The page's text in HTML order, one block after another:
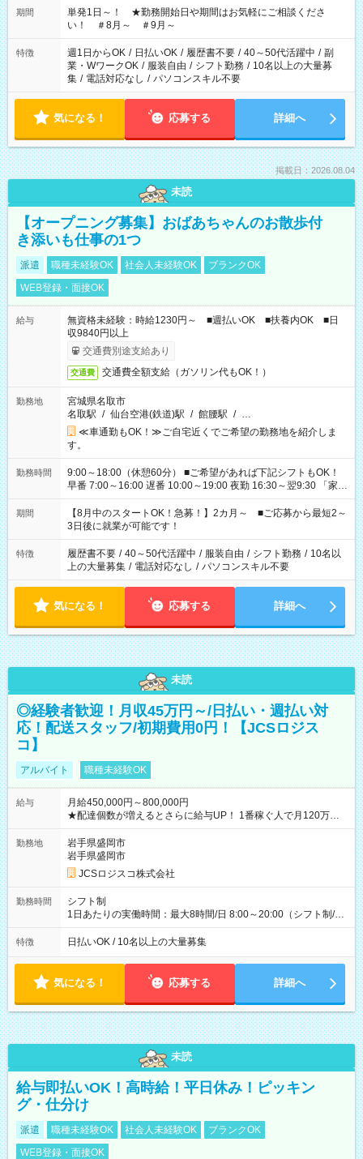
期間
単発1日～！ ★勤務開始日や期間はお気軽にご相談くださ
い！ ＃8月～ ＃9月～
特徴 週1日からOK / 日払いOK / 履歴書不要 / 40～50代活躍中 / 副
業・WワークOK / 服装自由 / シフト勤務 / 10名以上の大量募
集 / 電話対応なし / パソコンスキル不要
気になる！ 応募する 詳細へ
掲載日：2026.08.04
未読
【オープニング募集】おばあちゃんのお散歩付
き添いも仕事の1つ
派遣 職種未経験OK 社会人未経験OK
ブランクOK
WEB登録・面接OK
給与
無資格未経験：時給1230円～ ■週払いOK ■扶養内OK ■日
収9840円以上
交通費別途支給あり
交通費 交通費全額支給（ガソリン代もOK！）
勤務地
宮城県名取市
名取駅 / 仙台空港(鉄道)駅 / 館腰駅 / …
≪車通勤もOK！≫ご自宅近くでご希望の勤務地を紹介しま
す。
勤務時間
9:00～18:00（休憩60分） ■ご希望があれば下記シフトもOK！
早番 7:00～16:00 遅番 10:00～19:00 夜勤 16:30～翌9:30 「家族
と休みを合わせたい」 「余裕を持って夕飯の準備がしたい」
「できれば残業はしたくない」 など、ご希望を教えてください
ね。 ※Wワーク希望の方へ 今ご覧のお仕事で希望する勤務時間
と、もう1つのお仕事の勤務時間。 合計で週40時間を超える場
合は応募できません。
期間
【8月中のスタートOK！急募！】2カ月～ ■ご応募から最短2～
3日後に就業が可能です！
特徴 履歴書不要 / 40～50代活躍中 / 服装自由 / シフト勤務 / 10名以
上の大量募集 / 電話対応なし / パソコンスキル不要
気になる！ 応募する 詳細へ
未読
◎経験者歓迎！月収45万円～/日払い・週払い対
応！配送スタッフ/初期費用0円！【JCSロジス
コ】
アルバイト 職種未経験OK
給与
月給450,000円～800,000円
★配達個数が増えるとさらに給与UP！ 1番稼ぐ人で月120万ほ
ど！ ・主要都市エリア 月収55万円／週5日稼働 月収65万~112
万円／週6日稼働 ・地方郊外エリア 月収40万円／週5日稼働 月
収40万円~50万円／週6日稼働 ＜モデルイメージ＞ ■月収50万
円 (27歳男性/江東区在住)※元建築関係 1日150個配達×25日勤務
(日休み) ■月収80万円(43歳男性/墨田区在住)※元営業 1日200個
勤務地
岩手県盛岡市
岩手県盛岡市
JCSロジスコ株式会社
勤務時間
シフト制
1日あたりの実働時間：最大8時間/日 8:00～20:00（シフト制/実
働8時間） ※週5日勤務（場所次第では週4も有り） ※配達状況
によって時間外での勤務可能性有り ※案件により多少の前後あ
特徴 日払いOK / 10名以上の大量募集
気になる！ 応募する 詳細へ
未読
給与即払いOK！高時給！平日休み！ピッキン
グ・仕分け
派遣 職種未経験OK 社会人未経験OK
ブランクOK
WEB登録・面接OK